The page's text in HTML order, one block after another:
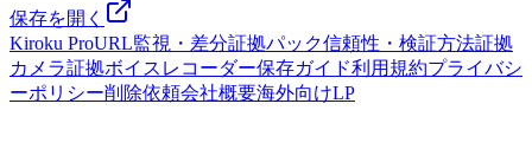
保存を開く
Kiroku ProURL監視・差分証拠パック信頼性・検証方法証拠
カメラ証拠ボイスレコーダー保存ガイド利用規約プライバシ
ーポリシー削除依頼会社概要海外向けLP